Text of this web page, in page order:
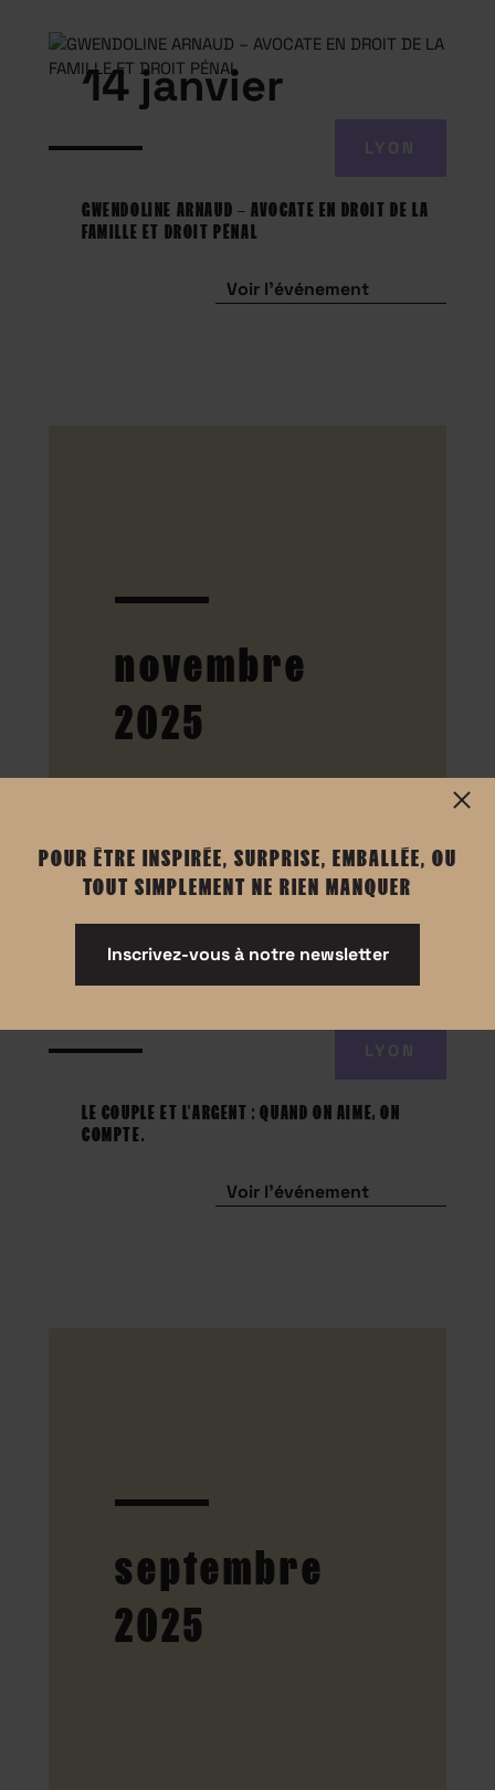
14 janvier
GWENDOLINE ARNAUD – AVOCATE EN DROIT DE LA
FAMILLE ET DROIT PÉNAL
Voir l'événement
novembre
2025
20 novembre
LE COUPLE ET L’ARGENT : QUAND ON AIME, ON
COMPTE.
Voir l'événement
septembre
2025
POUR ÊTRE INSPIRÉE, SURPRISE, EMBALLÉE, OU
TOUT SIMPLEMENT NE RIEN MANQUER
Inscrivez-vous à notre newsletter